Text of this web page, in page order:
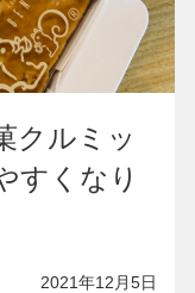
クルミッ
すくなり
2021年12月5日